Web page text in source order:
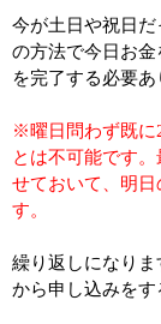
今が土日や祝日
の方法で今日お
を完了する必要あ
※曜日問わず既に
とは不可能です
せておいて、明
す。
繰り返しになり
から申し込みをす